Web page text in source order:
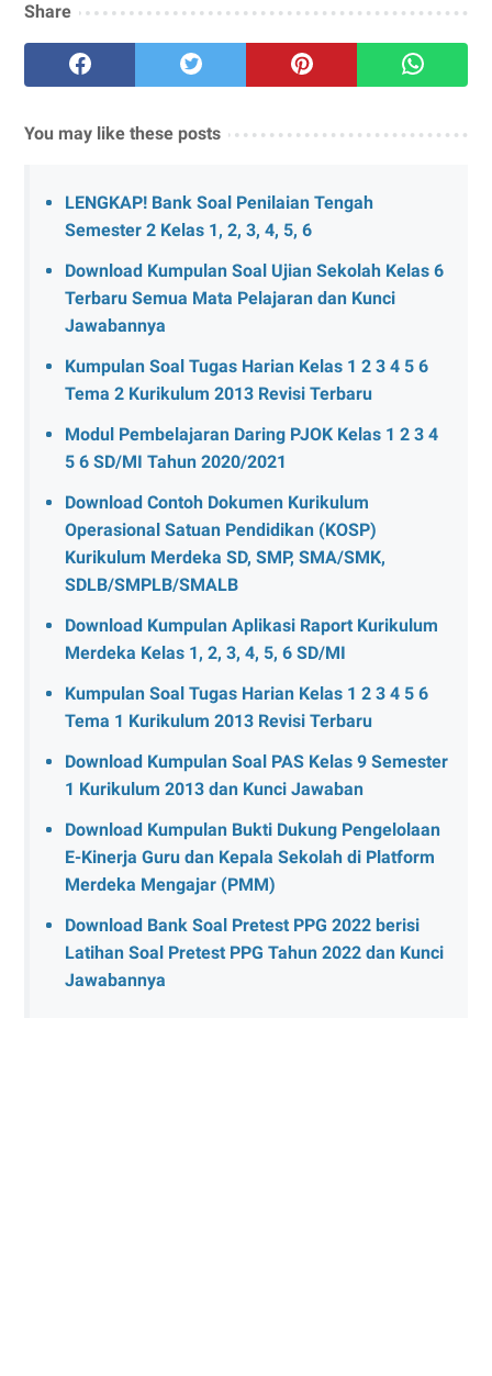
Share
You may like these posts
LENGKAP! Bank Soal Penilaian Tengah
Semester 2 Kelas 1, 2, 3, 4, 5, 6
Download Kumpulan Soal Ujian Sekolah Kelas 6
Terbaru Semua Mata Pelajaran dan Kunci
Jawabannya
Kumpulan Soal Tugas Harian Kelas 1 2 3 4 5 6
Tema 2 Kurikulum 2013 Revisi Terbaru
Modul Pembelajaran Daring PJOK Kelas 1 2 3 4
5 6 SD/MI Tahun 2020/2021
Download Contoh Dokumen Kurikulum
Operasional Satuan Pendidikan (KOSP)
Kurikulum Merdeka SD, SMP, SMA/SMK,
SDLB/SMPLB/SMALB
Download Kumpulan Aplikasi Raport Kurikulum
Merdeka Kelas 1, 2, 3, 4, 5, 6 SD/MI
Kumpulan Soal Tugas Harian Kelas 1 2 3 4 5 6
Tema 1 Kurikulum 2013 Revisi Terbaru
Download Kumpulan Soal PAS Kelas 9 Semester
1 Kurikulum 2013 dan Kunci Jawaban
Download Kumpulan Bukti Dukung Pengelolaan
E-Kinerja Guru dan Kepala Sekolah di Platform
Merdeka Mengajar (PMM)
Download Bank Soal Pretest PPG 2022 berisi
Latihan Soal Pretest PPG Tahun 2022 dan Kunci
Jawabannya